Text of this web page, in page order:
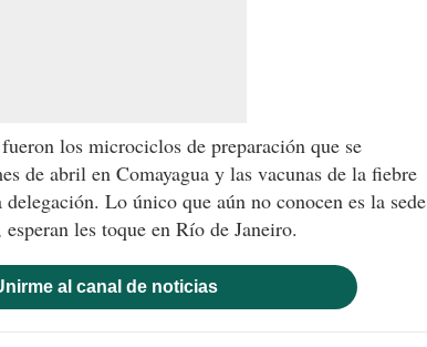
los microciclos de preparación que se
de abril en Comayagua y las vacunas de la fiebre
Lo único que aún no conocen es la sede
les toque en Río de Janeiro.
al canal de noticias